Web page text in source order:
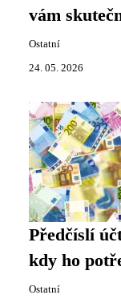
vám
Ostatní
24. 05. 2026
Předčíslí
kdy ho
Ostatní